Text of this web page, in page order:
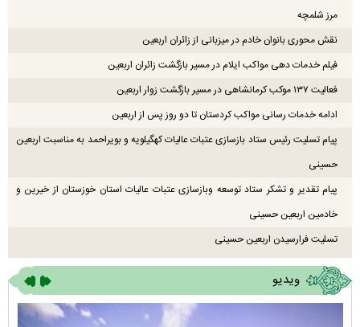
مرز شلمچه
نقش محوری بانوان خادم در میزبانی از زائران اربعین
فیلم خدمات دهی مواکب ایلام در مسیر بازگشت زائران اربعین
فعالیت ۱۳۷ موکب کرمانشاهی در مسیر بازگشت زوار اربعین
ادامه خدمات رسانی مواکب کردستان تا دو روز پس از اربعین
پیام تسلیت رئیس ستاد بازسازی عتبات عالیات کهگیلویه و بویراحمد به مناسبت اربعین
حسینی
پیام تقدیر و تشکر ستاد توسعه وبازسازی عتبات عالیات استان خوزستان از خیرین و
خادمین اربعین حسینی
تسلیت فرارسیدن اربعین حسینی
ویدیو